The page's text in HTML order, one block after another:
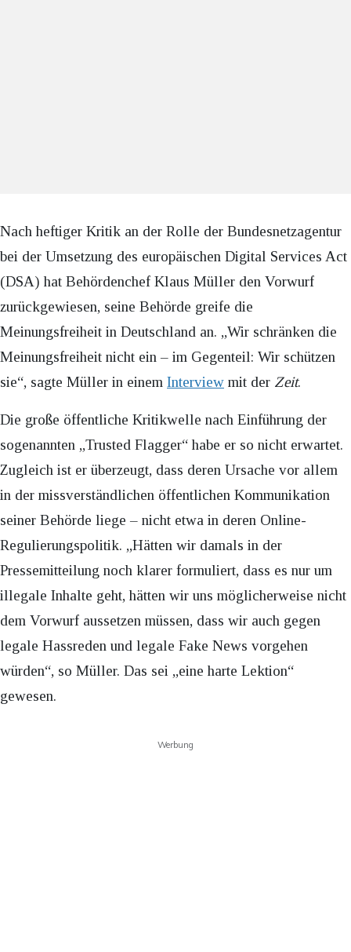
Nach heftiger Kritik an der Rolle der Bundesnetzagentur
bei der Umsetzung des europäischen Digital Services Act
(DSA) hat Behördenchef Klaus Müller den Vorwurf
zurückgewiesen, seine Behörde greife die
Meinungsfreiheit in Deutschland an. „Wir schränken die
Meinungsfreiheit nicht ein – im Gegenteil: Wir schützen
sie“, sagte Müller in einem Interview mit der Zeit.
Die große öffentliche Kritikwelle nach Einführung der
sogenannten „Trusted Flagger“ habe er so nicht erwartet.
Zugleich ist er überzeugt, dass deren Ursache vor allem
in der missverständlichen öffentlichen Kommunikation
seiner Behörde liege – nicht etwa in deren Online-
Regulierungspolitik. „Hätten wir damals in der
Pressemitteilung noch klarer formuliert, dass es nur um
illegale Inhalte geht, hätten wir uns möglicherweise nicht
dem Vorwurf aussetzen müssen, dass wir auch gegen
legale Hassreden und legale Fake News vorgehen
würden“, so Müller. Das sei „eine harte Lektion“
gewesen.
Werbung